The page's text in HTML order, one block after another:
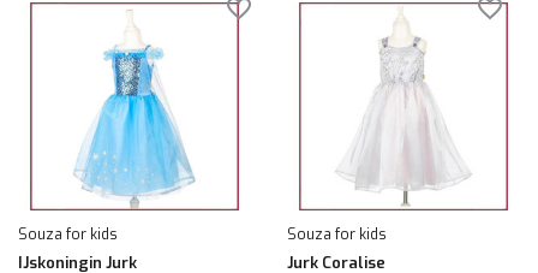
Souza for kids
IJskoningin Jurk
Souza for kids
Jurk Coralise